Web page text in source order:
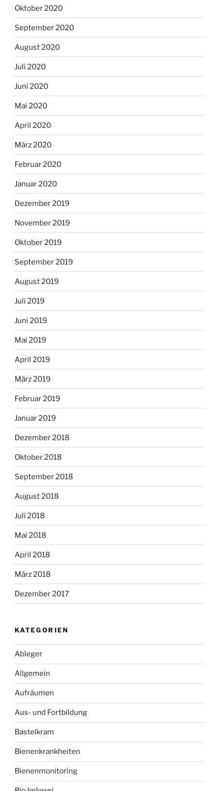
Oktober 2020
September 2020
August 2020
Juli 2020
Juni 2020
Mai 2020
April 2020
März 2020
Februar 2020
Januar 2020
Dezember 2019
November 2019
Oktober 2019
September 2019
August 2019
Juli 2019
Juni 2019
Mai 2019
April 2019
März 2019
Februar 2019
Januar 2019
Dezember 2018
Oktober 2018
September 2018
August 2018
Juli 2018
Mai 2018
April 2018
März 2018
Dezember 2017
KATEGORIEN
Ableger
Allgemein
Aufräumen
Aus- und Fortbildung
Bastelkram
Bienenkrankheiten
Bienenmonitoring